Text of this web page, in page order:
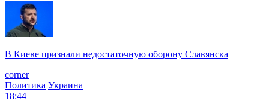
В Киеве признали недостаточную оборону Славянска
corner
Политика Украина
18:44